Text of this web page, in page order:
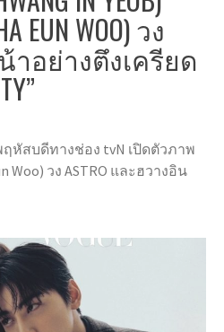
WOO) วง
าอย่างตึงเครียด
หัสบดีทางช่อง tvN เปิดตัวภาพ
วง ASTRO และฮวางอิน